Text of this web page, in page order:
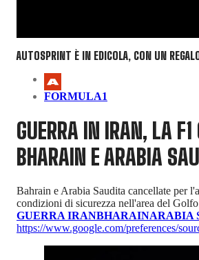
AUTOSPRINT È IN EDICOLA, CON UN
FORMULA1
GUERRA IN IRAN, LA
BHARAIN E ARABIA
Bahrain e Arabia Saudita cancellate per
condizioni di sicurezza nell'area del
GUERRA IRANBHARAINARABIA
https://www.google.com/preferences/